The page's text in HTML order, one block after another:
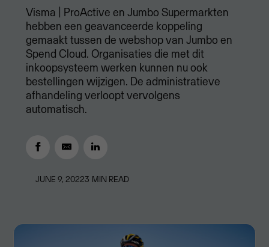
Visma | ProActive en Jumbo Supermarkten
hebben een geavanceerde koppeling
gemaakt tussen de webshop van Jumbo en
Spend Cloud. Organisaties die met dit
inkoopsysteem werken kunnen nu ook
bestellingen wijzigen. De administratieve
afhandeling verloopt vervolgens
automatisch.
JUNE 9, 20223 MIN READ